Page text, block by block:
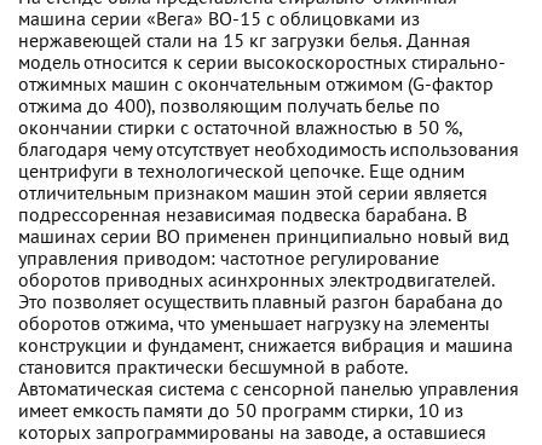
машина серии «Вега» ВО-15 с облицовками из
нержавеющей стали на 15 кг загрузки белья. Данная
модель относится к серии высокоскоростных стирально-
отжимных машин с окончательным отжимом (G-фактор
отжима до 400), позволяющим получать белье по
окончании стирки с остаточной влажностью в 50 %,
благодаря чему отсутствует необходимость использования
центрифуги в технологической цепочке. Еще одним
отличительным признаком машин этой серии является
подрессоренная независимая подвеска барабана. В
машинах серии ВО применен принципиально новый вид
управления приводом: частотное регулирование
оборотов приводных асинхронных электродвигателей.
Это позволяет осуществить плавный разгон барабана до
оборотов отжима, что уменьшает нагрузку на элементы
конструкции и фундамент, снижается вибрация и машина
становится практически бесшумной в работе.
Автоматическая система с сенсорной панелью управления
имеет емкость памяти до 50 программ стирки, 10 из
которых запрограммированы на заводе, а оставшиеся